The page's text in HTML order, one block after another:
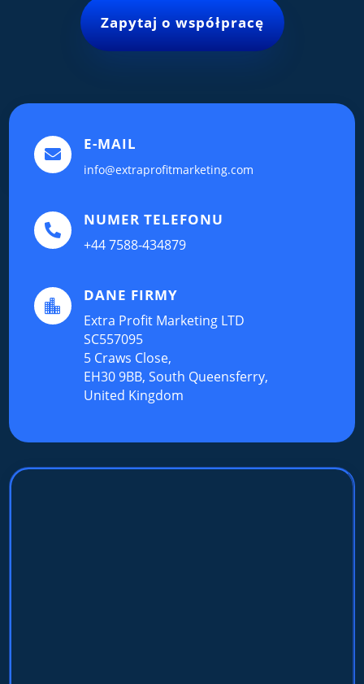
Zapytaj o współpracę

E-MAIL
info@extraprofitmarketing.com

NUMER TELEFONU
+44 7588-434879

DANE FIRMY
Extra Profit Marketing LTD
SC557095
5 Craws Close,
EH30 9BB, South Queensferry,
United Kingdom